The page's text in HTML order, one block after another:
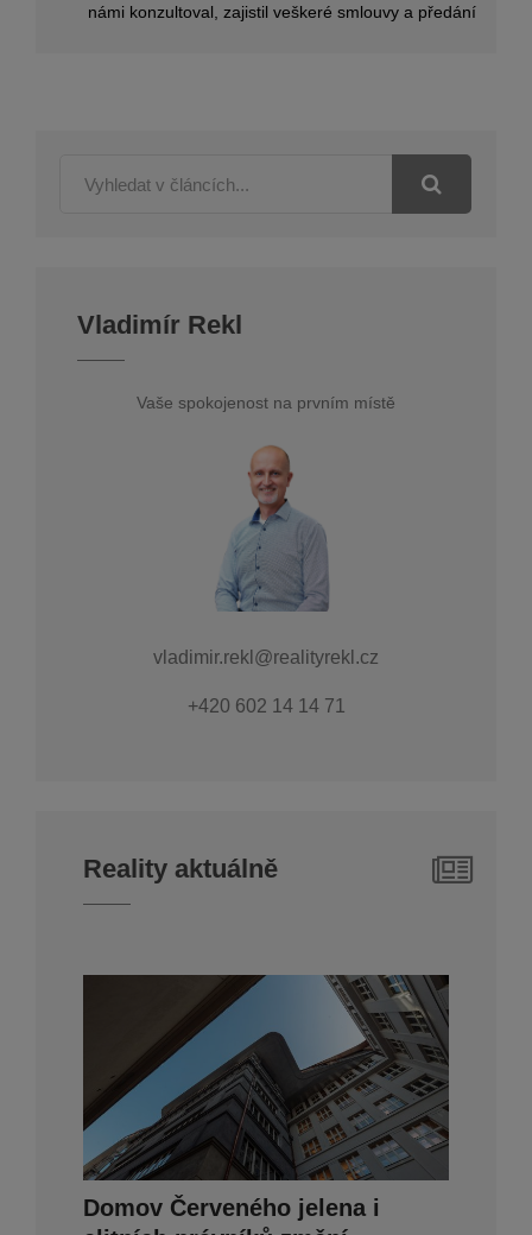
Vladimír Rekl
Vaše spokojenost na prvním místě
vladimir.rekl@realityrekl.cz
+420 602 14 14 71
Reality aktuálně
Domov Červeného jelena i